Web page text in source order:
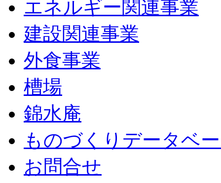
エネルギー関連事業
建設関連事業
外食事業
槽場
錦水庵
ものづくりデータベ
お問合せ